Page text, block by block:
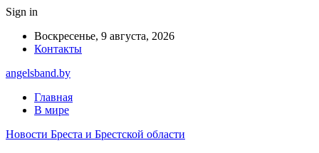
Sign in
Воскресенье, 9 августа, 2026
Контакты
angelsband.by
Главная
В мире
Новости Бреста и Брестской области